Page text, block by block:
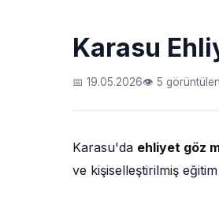
Karasu
📅 19.05.2026👁 5
Karasu'da ehliyet göz
ve kişiselleştirilmiş